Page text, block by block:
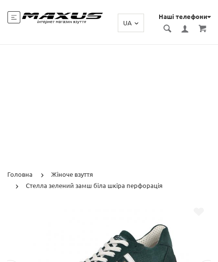
Наші телефони
UA
Головна
Жіноче взуття
Стелла зелений замш біла шкіра перфорація